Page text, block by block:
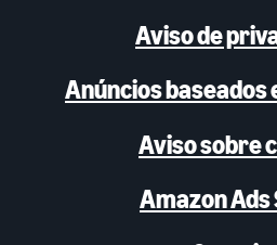
Aviso de
Anúncios
Aviso sobre
Amazon